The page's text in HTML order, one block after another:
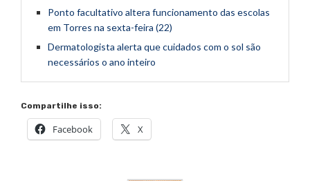
Ponto facultativo altera funcionamento das escolas
em Torres na sexta-feira (22)
Dermatologista alerta que cuidados com o sol são
necessários o ano inteiro
Compartilhe isso:
Facebook X